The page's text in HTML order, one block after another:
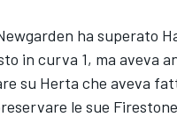
ha superato
in curva 1, ma aveva
su Herta che aveva
le sue